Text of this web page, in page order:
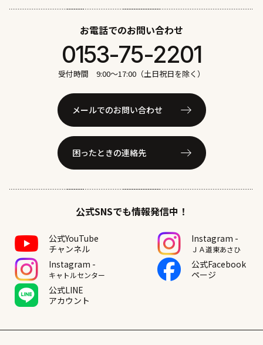
# 昆布干し
# 根室のオススメ食べ物
# 根室十景
# 海産物 # 潮干狩り # 焼肉
# 自然 # 花火 # 観る # 観光
# 遊ぶ
# 酪農体験 # 鉄板焼き # 食べる
お電話でのお問い合わせ
0153-75-2201
受付時間 9:00〜17:00（土日祝日を除く）
メールでのお問い合わせ
困ったときの連絡先
公式SNSでも情報発信中！
公式YouTube
チャンネル
Instagram -
ＪＡ道東あさひ
Instagram -
キャトルセンター
公式Facebook
ページ
公式LINE
アカウント